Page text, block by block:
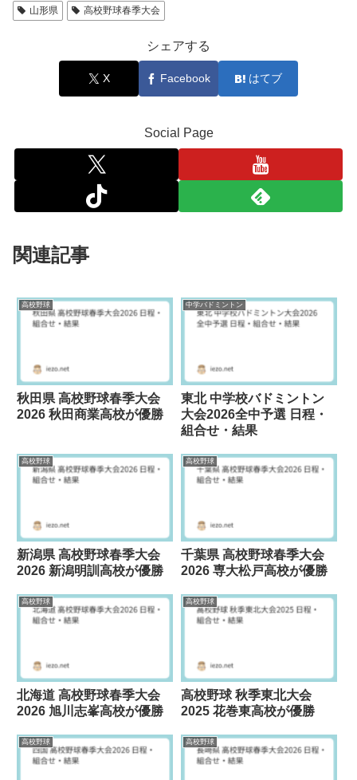
山形県 高校野球春季大会
シェアする
X Facebook はてブ
Social Page
関連記事
高校野球
秋田県 高校野球春季大会
2026 秋田商業高校が優勝
中学バドミントン
東北 中学校バドミントン
大会2026全中予選 日程・
組合せ・結果
高校野球
新潟県 高校野球春季大会
2026 新潟明訓高校が優勝
高校野球
千葉県 高校野球春季大会
2026 専大松戸高校が優勝
高校野球
北海道 高校野球春季大会
2026 旭川志峯高校が優勝
高校野球
高校野球 秋季東北大会
2025 花巻東高校が優勝
高校野球 高校野球